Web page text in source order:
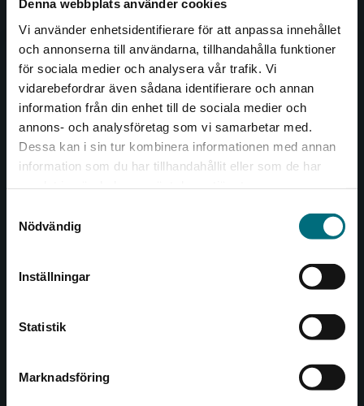
Denna webbplats använder cookies
Vi använder enhetsidentifierare för att anpassa innehållet
och annonserna till användarna, tillhandahålla funktioner
för sociala medier och analysera vår trafik. Vi
vidarebefordrar även sådana identifierare och annan
information från din enhet till de sociala medier och
annons- och analysföretag som vi samarbetar med.
Dessa kan i sin tur kombinera informationen med annan
information som du har tillhandahållit eller som de har
Nödvändig
Inställningar
Statistik
Marknadsföring
Begränsad fraktregion
Det verkar som att du besöker
Sverige. För att kunna slutföra ett köp måste
Nypon och Vilja förlag är en del av Studentlitteratur.
Kontakta oss
Kontakta oss
046-31 20 00
Box 141
Besöksadress:
Åkergränden 1
Kontakta kundservice